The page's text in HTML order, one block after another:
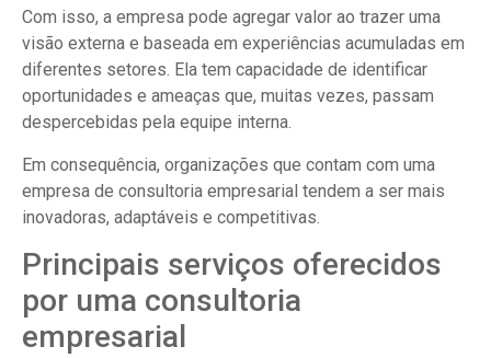
Com isso, a empresa pode agregar valor ao trazer uma
visão externa e baseada em experiências acumuladas em
diferentes setores. Ela tem capacidade de identificar
oportunidades e ameaças que, muitas vezes, passam
despercebidas pela equipe interna.
Em consequência, organizações que contam com uma
empresa de consultoria empresarial tendem a ser mais
inovadoras, adaptáveis e competitivas.
Principais serviços oferecidos
por uma consultoria
empresarial